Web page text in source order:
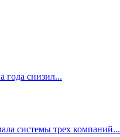
года снизил...
системы трех компаний...